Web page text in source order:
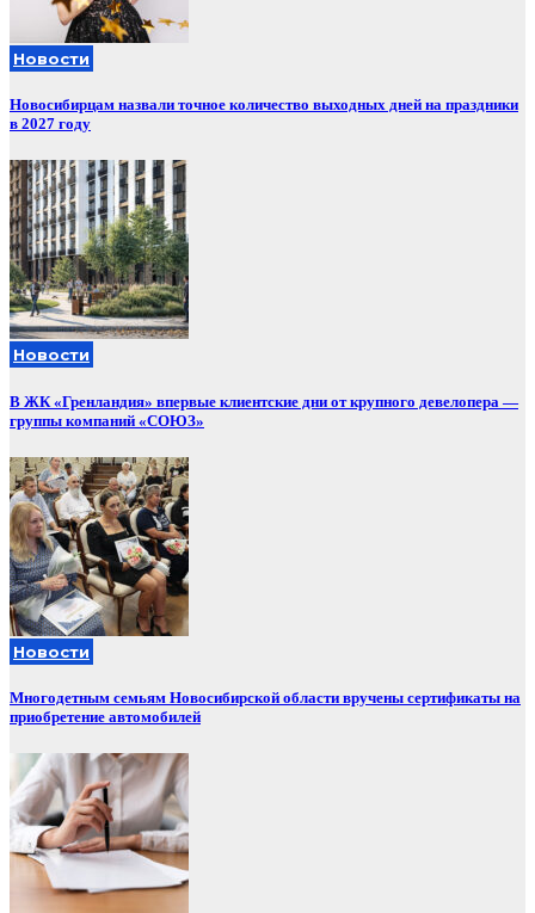
Новости
Новосибирцам назвали точное количество выходных дней на праздники
в 2027 году
Новости
В ЖК «Гренландия» впервые клиентские дни от крупного девелопера —
группы компаний «СОЮЗ»
Новости
Многодетным семьям Новосибирской области вручены сертификаты на
приобретение автомобилей